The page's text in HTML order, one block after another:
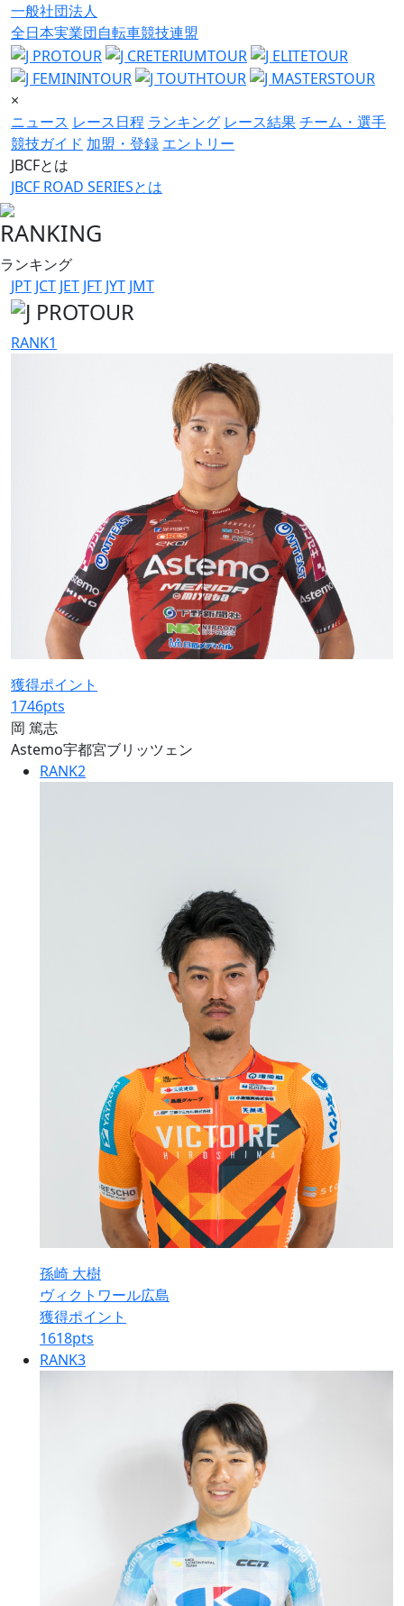
一般社団法人
全日本実業団自転車競技連盟
×
ニュース レース日程 ランキング レース結果チーム・選手
競技ガイド 加盟・登録 エントリー
JBCFとは
JBCF ROAD SERIESとは
RANKING
ランキング
JPT JCT JET JFT JYT JMT
RANK1
獲得ポイント
1746pts
岡 篤志
Astemo宇都宮ブリッツェン
RANK2
孫崎 大樹
ヴィクトワール広島
獲得ポイント
1618pts
RANK3